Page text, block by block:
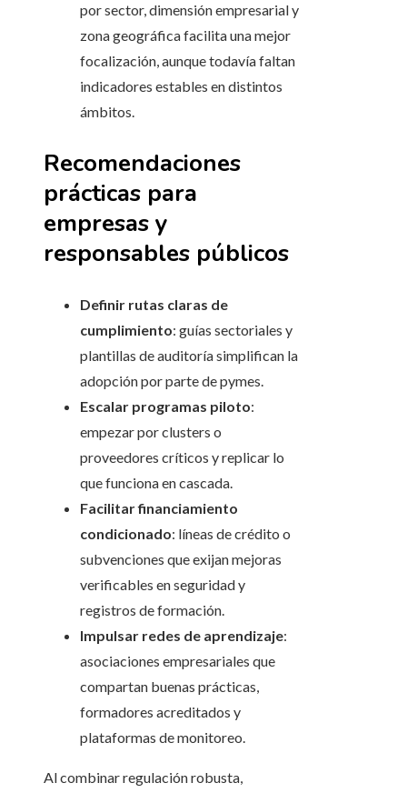
por sector, dimensión empresarial y
zona geográfica facilita una mejor
focalización, aunque todavía faltan
indicadores estables en distintos
ámbitos.
Recomendaciones
prácticas para
empresas y
responsables públicos
Definir rutas claras de
cumplimiento: guías sectoriales y
plantillas de auditoría simplifican la
adopción por parte de pymes.
Escalar programas piloto:
empezar por clusters o
proveedores críticos y replicar lo
que funciona en cascada.
Facilitar financiamiento
condicionado: líneas de crédito o
subvenciones que exijan mejoras
verificables en seguridad y
registros de formación.
Impulsar redes de aprendizaje:
asociaciones empresariales que
compartan buenas prácticas,
formadores acreditados y
plataformas de monitoreo.
Al combinar regulación robusta,